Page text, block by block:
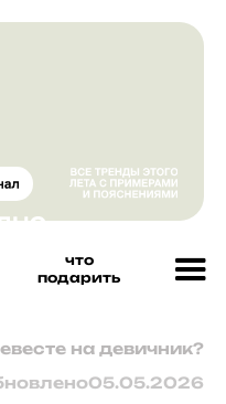
что
подарить
на девичник?
05.05.2026